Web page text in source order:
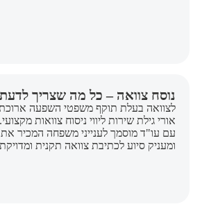
נוסח צוואה – כל מה שצריך
לצוואה בעלת תוקף משפטי השפעה
אורי גילת שירות ליווי ניסוח צוואות
עם עו"ד מוסמך לענייני משפחה המכיר את
ומעניק סיוע לכתיבת צוואה תקנית